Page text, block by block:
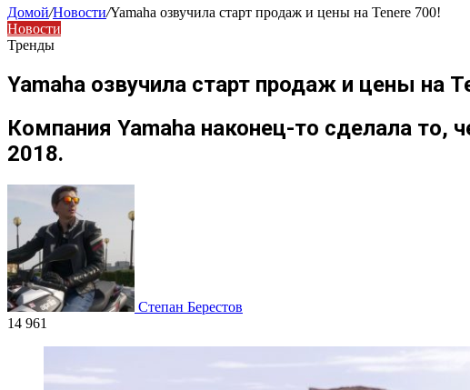
Домой/Новости/Yamaha озвучила старт продаж и цены на Tenere 700!
Новости
Тренды
Yamaha озвучила старт продаж и цены на
Компания Yamaha наконец-то сделала то,
2018.
Степан Берестов
14 961